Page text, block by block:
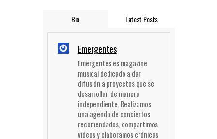
Bio Latest Posts
Emergentes
Emergentes es magazine
musical dedicado a dar
difusión a proyectos que se
desarrollan de manera
independiente. Realizamos
una agenda de conciertos
recomendados, compartimos
vídeos y elaboramos crónicas